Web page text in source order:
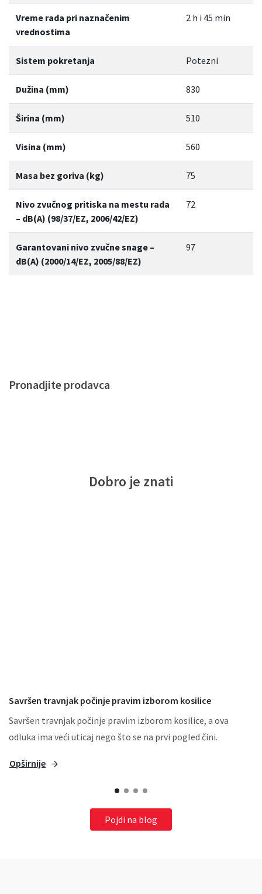
Vreme rada pri naznačenim
vrednostima
2 h i 45 min
Sistem pokretanja Potezni
Dužina (mm) 830
Širina (mm) 510
Visina (mm) 560
Masa bez goriva (kg) 75
Nivo zvučnog pritiska na mestu rada
– dB(A) (98/37/EZ, 2006/42/EZ)
72
Garantovani nivo zvučne snage –
dB(A) (2000/14/EZ, 2005/88/EZ)
97
Pronadjite prodavca
Dobro je znati
Savršen travnjak počinje pravim izborom kosilice
Savršen travnjak počinje pravim izborom kosilice, a ova
odluka ima veći uticaj nego što se na prvi pogled čini.
Opširnije
Pojdi na blog